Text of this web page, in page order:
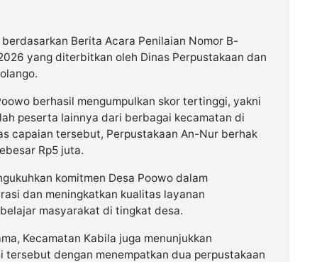
Berita Acara Penilaian Nomor B-
yang diterbitkan oleh Dinas Perpustakaan dan
berhasil mengumpulkan skor tertinggi, yakni
peserta lainnya dari berbagai kecamatan di
capaian tersebut, Perpustakaan An-Nur berhak
Rp5 juta.
komitmen Desa Poowo dalam
dan meningkatkan kualitas layanan
masyarakat di tingkat desa.
Kecamatan Kabila juga menunjukkan
tersebut dengan menempatkan dua perpustakaan